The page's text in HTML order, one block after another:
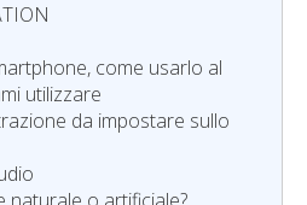
come usarlo al
utilizzare
da impostare sullo